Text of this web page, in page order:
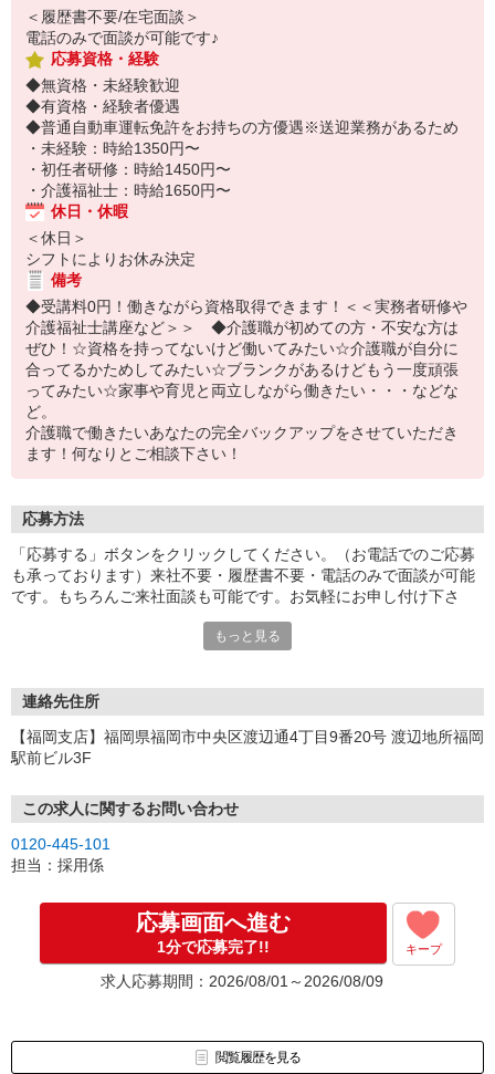
＜履歴書不要/在宅面談＞
電話のみで面談が可能です♪
応募資格・経験
◆無資格・未経験歓迎
◆有資格・経験者優遇
◆普通自動車運転免許をお持ちの方優遇※送迎業務があるため
・未経験：時給1350円〜
・初任者研修：時給1450円〜
・介護福祉士：時給1650円〜
休日・休暇
＜休日＞
シフトによりお休み決定
備考
◆受講料0円！働きながら資格取得できます！＜＜実務者研修や
介護福祉士講座など＞＞ ◆介護職が初めての方・不安な方は
ぜひ！☆資格を持ってないけど働いてみたい☆介護職が自分に
合ってるかためしてみたい☆ブランクがあるけどもう一度頑張
ってみたい☆家事や育児と両立しながら働きたい・・・などな
ど。
介護職で働きたいあなたの完全バックアップをさせていただき
ます！何なりとご相談下さい！
応募方法
「応募する」ボタンをクリックしてください。（お電話でのご応募
も承っております）来社不要・履歴書不要・電話のみで面談が可能
です。もちろんご来社面談も可能です。お気軽にお申し付け下さ
もっと見る
連絡先住所
【福岡支店】福岡県福岡市中央区渡辺通4丁目9番20号 渡辺地所福岡
駅前ビル3F
この求人に関するお問い合わせ
0120-445-101
担当：採用係
応募画面へ進む
1分で応募完了!! キープ
求人応募期間：2026/08/01～2026/08/09
閲覧履歴を見る